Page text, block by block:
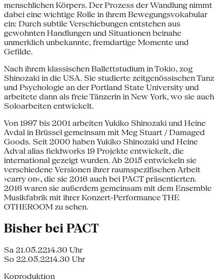
menschlichen Körpers. Der Prozess der Wandlung nimmt
dabei eine wichtige Rolle in ihrem Bewegungsvokabular
ein: Durch subtile Verschiebungen entstehen aus
gewohnten Handlungen und Situationen beinahe
unmerklich unbekannte, fremdartige Momente und
Gefilde.
Nach ihrem klassischen Ballettstudium in Tokio, zog
Shinozaki in die USA. Sie studierte zeitgenössischen Tanz
und Psychologie an der Portland State University und
arbeitete dann als freie Tänzerin in New York, wo sie auch
Soloarbeiten entwickelt.
Von 1997 bis 2001 arbeiten Yukiko Shinozaki und Heine
Avdal in Brüssel gemeinsam mit Meg Stuart / Damaged
Goods. Seit 2000 haben Yukiko Shinozaki und Heine
Adval alias fieldworks 19 Projekte entwickelt, die
international gezeigt wurden. Ab 2015 entwickeln sie
verschiedene Versionen ihrer raumspezifischen Arbeit
›carry on‹, die sie 2016 auch bei PACT präsentierten.
2016 waren sie außerdem gemeinsam mit dem Ensemble
Musikfabrik mit ihrer Konzert-Performance THE
OTHEROOM zu sehen.
Bisher bei PACT
Sa 21.05.2214.30 Uhr
So 22.05.2214.30 Uhr
Koproduktion